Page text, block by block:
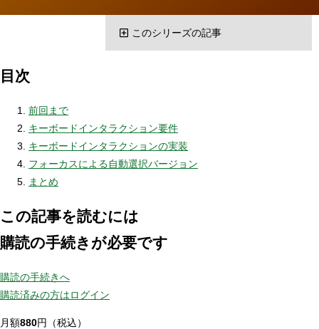
このシリーズの記事
目次
前回まで
キーボードインタラクション要件
キーボードインタラクションの実装
フォーカスによる自動選択バージョン
まとめ
この記事を読むには
購読の手続きが必要です
購読の手続きへ
購読済みの方はログイン
月額880円（税込）